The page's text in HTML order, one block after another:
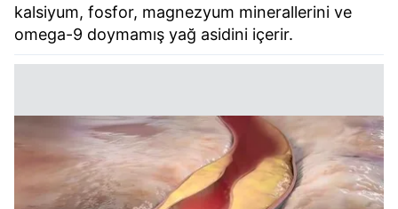
kalsiyum, fosfor, magnezyum minerallerini ve
omega-9 doymamış yağ asidini içerir.